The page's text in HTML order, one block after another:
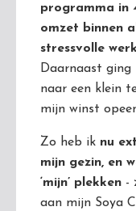
programma in
omzet binnen
stressvolle
Daarnaast ging
naar een klein
mijn winst
Zo heb ik nu
mijn gezin, en
‘mijn’ plekken -
aan mijn Soya